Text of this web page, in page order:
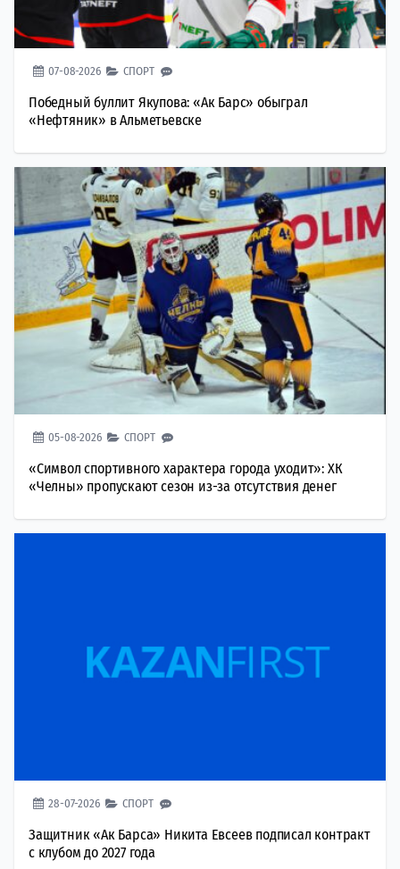
07-08-2026 СПОРТ
Победный буллит Якупова: «Ак Барс» обыграл
«Нефтяник» в Альметьевске
05-08-2026 СПОРТ
«Символ спортивного характера города уходит»: ХК
«Челны» пропускают сезон из-за отсутствия денег
28-07-2026 СПОРТ
Защитник «Ак Барса» Никита Евсеев подписал контракт
с клубом до 2027 года